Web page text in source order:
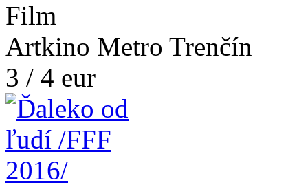
Film
Artkino Metro Trenčín
3 / 4 eur